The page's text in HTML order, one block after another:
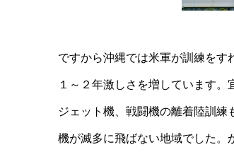
ですから沖縄では米軍が訓練を
１～２年激しさを増しています
ジェット機、戦闘機の離着陸訓練
機が滅多に飛ばない地域でした。